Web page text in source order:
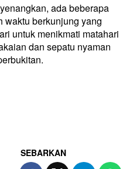
ada beberapa
waktu berkunjung yang
untuk menikmati matahari
dan sepatu nyaman
SEBARKAN